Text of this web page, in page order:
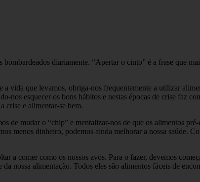
diariamente. “Apertar o cinto” é a frase que
vida que levamos, obriga-nos frequentemente a utilizar
nos esquecer os bons hábitos e nestas épocas de crise faz
crise e alimentar-se bem.
de mudar o “chip” e mentalizar-nos de que os alimentos
menos dinheiro, podemos ainda melhorar a nossa saúde.
a comer como os nossos avós. Para o fazer, devemos
nossa alimentação. Todos eles são alimentos fáceis de